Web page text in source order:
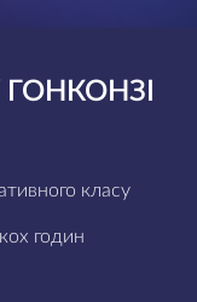
класу
годин